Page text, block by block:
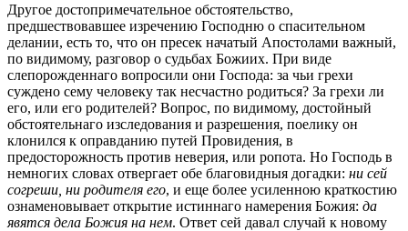
Другое достопримечательное обстоятельство,
предшествовавшее изречению Господню о спасительном
делании, есть то, что он пресек начатый Апостолами важный,
по видимому, разговор о судьбах Божиих. При виде
слепорожденнаго вопросили они Господа: за чьи грехи
суждено сему человеку так несчастно родиться? За грехи ли
его, или его родителей? Вопрос, по видимому, достойный
обстоятельнаго изследования и разрешения, поелику он
клонился к оправданию путей Провидения, в
предосторожность против неверия, или ропота. Но Господь в
немногих словах отвергает обе благовидныя догадки: ни сей
согреши, ни родителя его, и еще более усиленною краткостию
ознаменовывает открытие истиннаго намерения Божия: да
явятся дела Божия на нем. Ответ сей давал случай к новому